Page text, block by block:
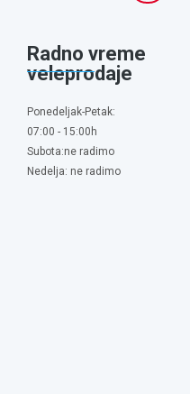
Radno vreme
veleprodaje
Ponedeljak-Petak:
07:00 - 15:00h
Subota:ne radimo
Nedelja: ne radimo